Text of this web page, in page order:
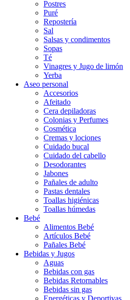
Postres
Puré
Repostería
Sal
Salsas y condimentos
Sopas
Té
Vinagres y Jugo de limón
Yerba
Aseo personal
Accesorios
Afeitado
Cera depiladoras
Colonias y Perfumes
Cosmética
Cremas y lociones
Cuidado bucal
Cuidado del cabello
Desodorantes
Jabones
Pañales de adulto
Pastas dentales
Toallas higiénicas
Toallas húmedas
Bebé
Alimentos Bebé
Artículos Bebé
Pañales Bebé
Bebidas y Jugos
Aguas
Bebidas con gas
Bebidas Retornables
Bebidas sin gas
Energéticas y Deportivas